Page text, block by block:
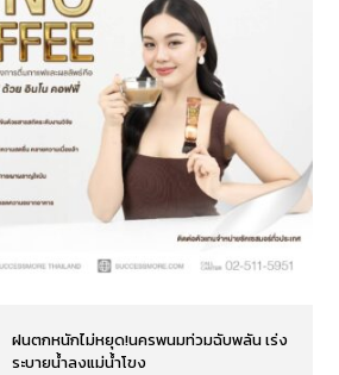
ฝนตกหนักไม่หยุด!นครพนมท่วมฉับพลัน เร่ง
ระบายน้ำลงแม่น้ำโขง